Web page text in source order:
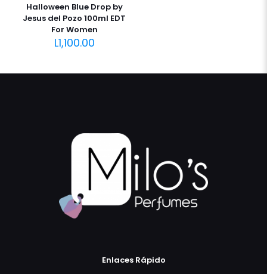
Halloween Blue Drop by
Jesus del Pozo 100ml EDT
For Women
L1,100.00
Enlaces Rápido